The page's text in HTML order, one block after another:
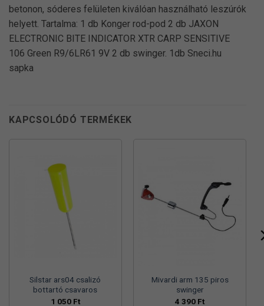
betonon, sóderes felületen kiválóan használható leszúrók
helyett. Tartalma: 1 db Konger rod-pod 2 db JAXON
ELECTRONIC BITE INDICATOR XTR CARP SENSITIVE
106 Green R9/6LR61 9V 2 db swinger. 1db Sneci.hu
sapka
KAPCSOLÓDÓ TERMÉKEK
Silstar ars04 csalizó
bottartó csavaros
1 050 Ft
Mivardi arm 135 piros
swinger
4 390 Ft